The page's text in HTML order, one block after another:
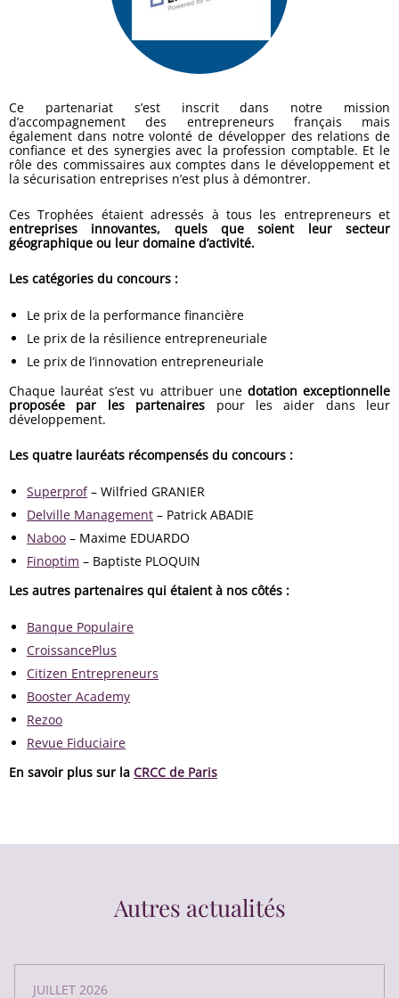
Ce partenariat s’est inscrit dans notre mission
d’accompagnement des entrepreneurs français mais
également dans notre volonté de développer des relations de
confiance et des synergies avec la profession comptable. Et le
rôle des commissaires aux comptes dans le développement et
la sécurisation entreprises n’est plus à démontrer.
Ces Trophées étaient adressés à tous les entrepreneurs et
entreprises innovantes, quels que soient leur secteur
géographique ou leur domaine d’activité.
Les catégories du concours :
Le prix de la performance financière
Le prix de la résilience entrepreneuriale
Le prix de l’innovation entrepreneuriale
Chaque lauréat s’est vu attribuer une dotation exceptionnelle
proposée par les partenaires pour les aider dans leur
développement.
Les quatre lauréats récompensés du concours :
Superprof– Wilfried GRANIER
Delville Management – Patrick ABADIE
Naboo – Maxime EDUARDO
Finoptim – Baptiste PLOQUIN
Les autres partenaires qui étaient à nos côtés :
Banque Populaire
CroissancePlus
Citizen Entrepreneurs
Booster Academy
Rezoo
Revue Fiduciaire
En savoir plus sur la CRCC de Paris
Autres actualités
JUILLET 2026